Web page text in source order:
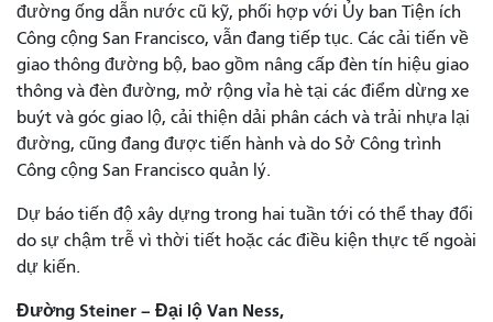
đường ống dẫn nước cũ kỹ, phối hợp với Ủy ban Tiện ích
Công cộng San Francisco, vẫn đang tiếp tục. Các cải tiến về
giao thông đường bộ, bao gồm nâng cấp đèn tín hiệu giao
thông và đèn đường, mở rộng vỉa hè tại các điểm dừng xe
buýt và góc giao lộ, cải thiện dải phân cách và trải nhựa lại
đường, cũng đang được tiến hành và do Sở Công trình
Công cộng San Francisco quản lý.
Dự báo tiến độ xây dựng trong hai tuần tới có thể thay đổi
do sự chậm trễ vì thời tiết hoặc các điều kiện thực tế ngoài
dự kiến.
Đường Steiner – Đại lộ Van Ness,